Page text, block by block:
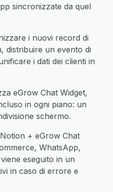
sincronizzate da quel
i nuovi record di
distribuire un evento di
i dati dei clienti in
eGrow Chat Widget,
in ogni piano: un
schermo.
+ eGrow Chat
WhatsApp,
eseguito in un
in caso di errore e